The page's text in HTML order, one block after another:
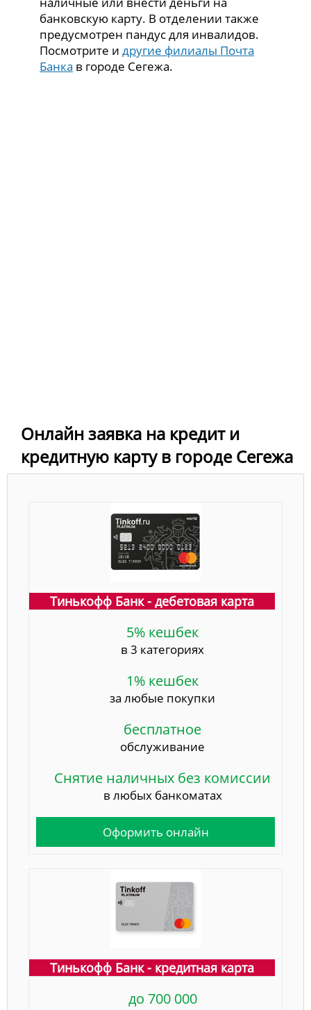
банковскую карту. В отделении также
предусмотрен пандус для инвалидов.
Посмотрите идругие филиалы Почта
Банка в городе Сегежа.
Онлайн заявка на кредит и
кредитную карту в городе Сегежа
Тинькофф Банк - дебетовая карта
5% кешбек
в 3 категориях
1% кешбек
за любые покупки
бесплатное
обслуживание
Снятие наличных без комиссии
в любых банкоматах
Оформить онлайн
Тинькофф Банк - кредитная карта
до 700 000